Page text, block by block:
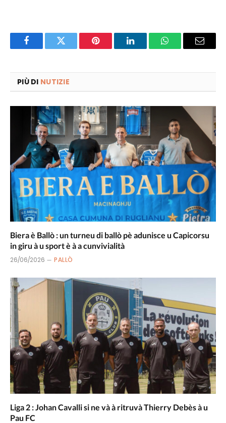
FacebookTwitter Pinterest LinkedInWhatsAppEmail
PIÙ DI NUTIZIE
Biera è Ballò : un turneu di ballò pè adunisce u Capicorsu
in giru à u sport è à a cunvivialità
26/06/2026 PALLÒ
Liga 2 : Johan Cavalli si ne và à ritruvà Thierry Debès à u
Pau FC